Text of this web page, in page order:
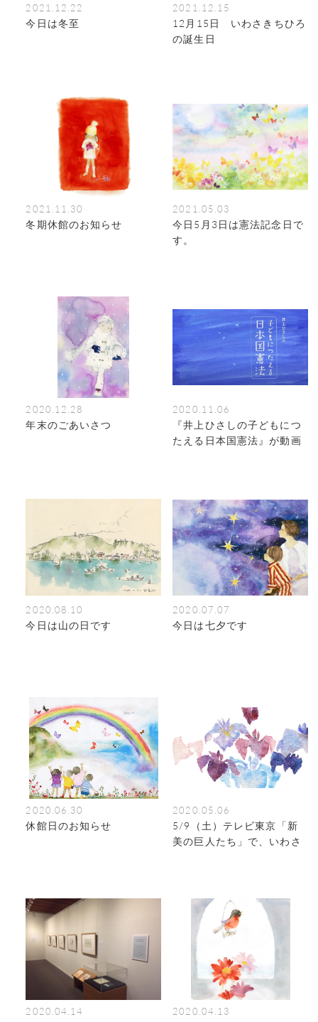
2021.12.22
今日は冬至
2021.12.15
12月15日 いわさきちひろ
の誕生日
2021.11.30
冬期休館のお知らせ
2021.05.03
今日5月3日は憲法記念日で
す。
2020.12.28
年末のごあいさつ
2020.11.06
『井上ひさしの子どもにつ
たえる日本国憲法』が動画
2020.08.10
今日は山の日です
2020.07.07
今日は七夕です
2020.06.30
休館日のお知らせ
2020.05.06
5/9（土）テレビ東京「新
美の巨人たち」で、いわさ
2020.04.14 2020.04.13